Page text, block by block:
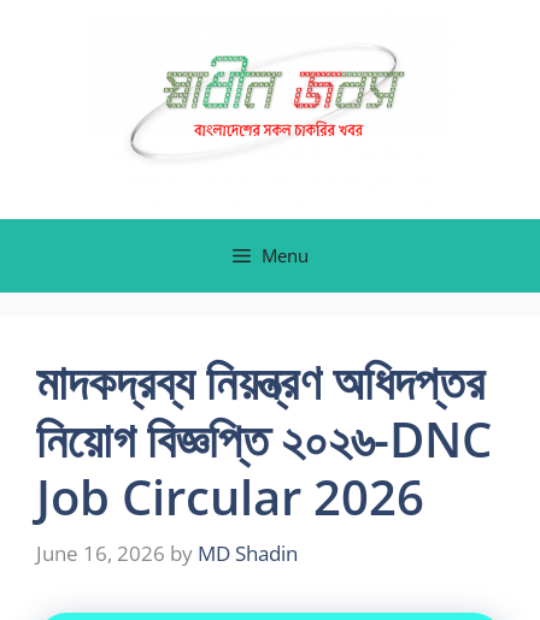
Menu
মাদকদ্রব্য নিয়ন্ত্রণ অধিদপ্তর
নিয়োগ বিজ্ঞপ্তি ২০২৬-DNC
Job Circular 2026
June 16, 2026 by MD Shadin